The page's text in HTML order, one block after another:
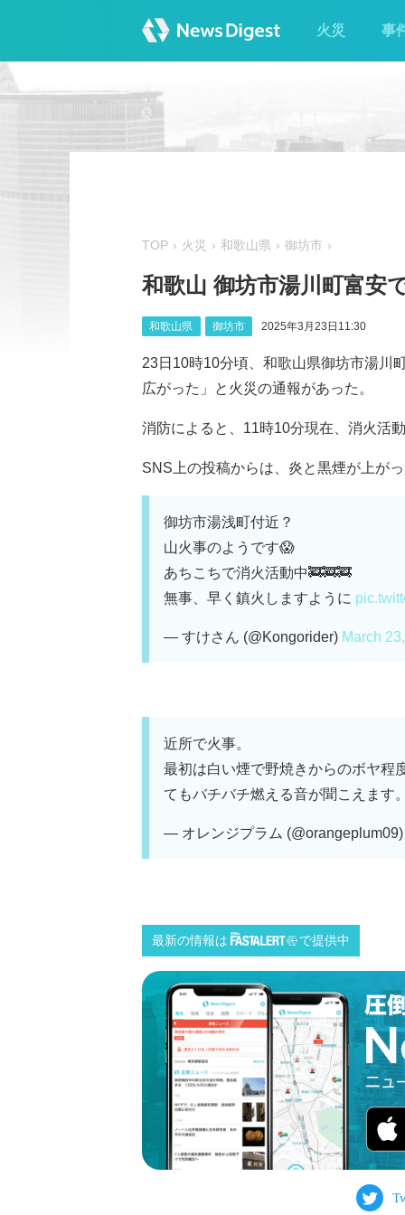
火災 事
TOP 火災 和歌山県 御坊市
和歌山 御坊市湯川町富安
和歌山県 御坊市 2025年3月23日11:30
23日10時10分頃、和歌山県御坊市湯川
広がった」と火災の通報があった。
消防によると、11時10分現在、消火活
SNS上の投稿からは、炎と黒煙が上が
御坊市湯浅町付近？
山火事のようです😱
あちこちで消火活動中🚒🚒🚒
無事、早く鎮火しますように
— すけさん (@Kongorider) March
近所で火事。
最初は白い煙で野焼きからのボヤ程
てもバチバチ燃える音が聞こえます。
— オレンジプラム (@orangeplum09)
最新の情報は で提供中